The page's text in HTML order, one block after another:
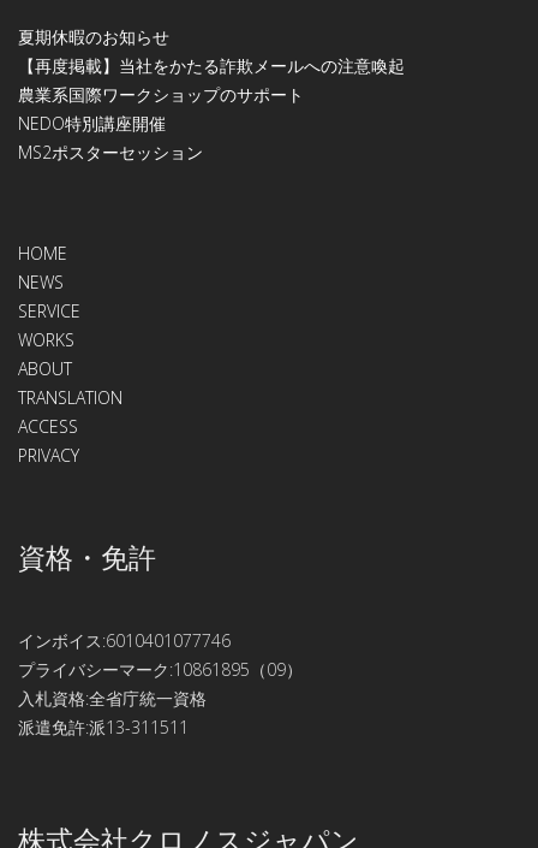
夏期休暇のお知らせ
【再度掲載】当社をかたる詐欺メールへの注意喚起
農業系国際ワークショップのサポート
NEDO特別講座開催
МS2ポスターセッション
HOME
NEWS
SERVICE
WORKS
ABOUT
TRANSLATION
ACCESS
PRIVACY
資格・免許
インボイス:6010401077746
プライバシーマーク:10861895（09）
入札資格:全省庁統一資格
派遣免許:派13-311511
株式会社クロノスジャパン